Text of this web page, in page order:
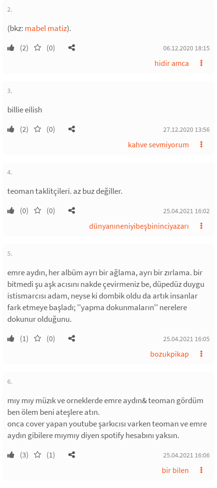
2.
(bkz: mabel matiz).
(2) (0) 06.12.2020 18:15
hidir amca
3.
billie eilish
(2) (0) 27.12.2020 13:56
kahve sevmiyorum
4.
teoman taklitçileri. az buz değiller.
(0) (0) 25.04.2021 16:02
dünyanıneniyibeşbininciyazarı
5.
emre aydın, her albüm ayrı bir ağlama, ayrı bir zırlama. bir
bitmedi şu aşk acısını nakde çevirmeniz be, düpedüz duygu
istismarcısı adam, neyse ki dombik oldu da artık insanlar
fark etmeye başladı; ''yapma dokunmaların'' nerelere
dokunur olduğunu.
(1) (0) 25.04.2021 16:05
bozukpikap
6.
mıy mıy müzık ve orneklerde emre aydın& teoman gördüm
ben ölem beni ateşlere atın.
onca cover yapan youtube şarkıcısı varken teoman ve emre
aydın gibilere mıymıy diyen spotify hesabını yaksın.
(3) (1) 25.04.2021 16:06
bir bilen